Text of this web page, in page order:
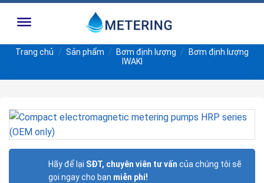
Skip
Trang chủ / Sản phẩm / Bơm định lượng /
Bơm định lượng
IWAKI
Hãy để lại SĐT, chuyên viên tư vấn của chúng tôi sẽ
gọi ngay cho bạn miễn phí!